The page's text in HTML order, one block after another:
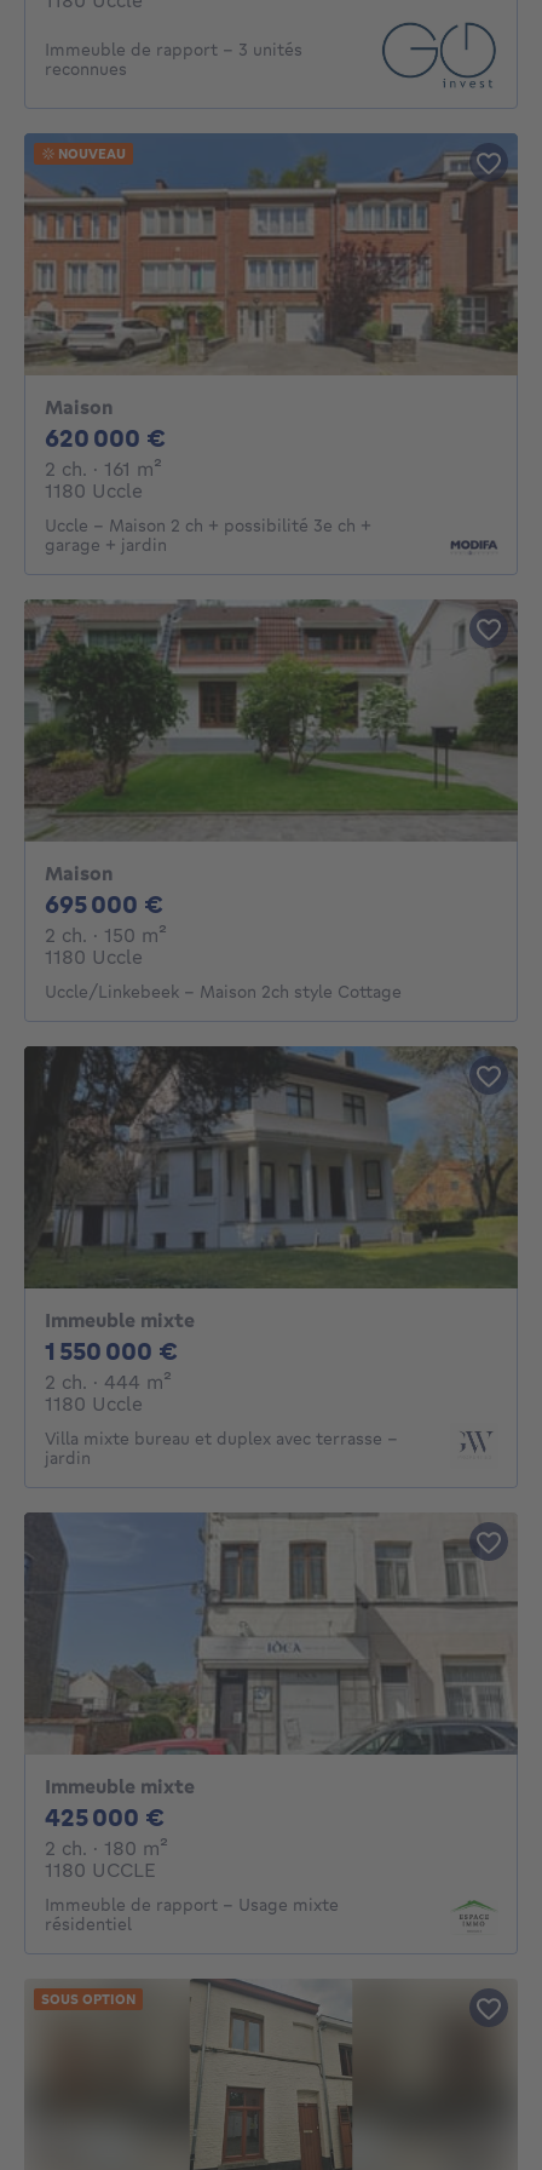
Immeuble de rapport – 3 unités
reconnues
Maison
620 000 €
2 ch. 2 chambres
· 161 m²
1180 Uccle
Uccle – Maison 2 ch + possibilité 3e ch +
garage + jardin
NOUVEAU
Maison
695 000 €
2 ch. 2 chambres
· 150 m²
1180 Uccle
Uccle/Linkebeek - Maison 2ch style Cottage
Immeuble mixte
1 550 000 €
2 ch. 2 chambres
· 444 m²
1180 Uccle
Villa mixte bureau et duplex avec terrasse -
jardin
Immeuble mixte
425 000 €
2 ch. 2 chambres
· 180 m²
1180 UCCLE
Immeuble de rapport - Usage mixte
résidentiel
SOUS OPTION